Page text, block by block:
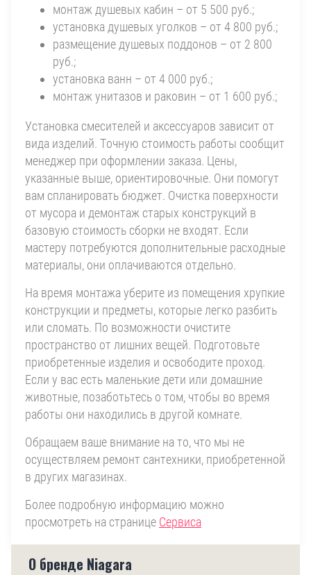
монтаж душевых кабин – от 5 500 руб.;
установка душевых уголков – от 4 800 руб.;
размещение душевых поддонов – от 2 800
руб.;
установка ванн – от 4 000 руб.;
монтаж унитазов и раковин – от 1 600 руб.;
Установка смесителей и аксессуаров зависит от
вида изделий. Точную стоимость работы сообщит
менеджер при оформлении заказа. Цены,
указанные выше, ориентировочные. Они помогут
вам спланировать бюджет. Очистка поверхности
от мусора и демонтаж старых конструкций в
базовую стоимость сборки не входят. Если
мастеру потребуются дополнительные расходные
материалы, они оплачиваются отдельно.
На время монтажа уберите из помещения хрупкие
конструкции и предметы, которые легко разбить
или сломать. По возможности очистите
пространство от лишних вещей. Подготовьте
приобретенные изделия и освободите проход.
Если у вас есть маленькие дети или домашние
животные, позаботьтесь о том, чтобы во время
работы они находились в другой комнате.
Обращаем ваше внимание на то, что мы не
осуществляем ремонт сантехники, приобретенной
в других магазинах.
Более подробную информацию можно
просмотреть на странице Сервиса
О бренде Niagara